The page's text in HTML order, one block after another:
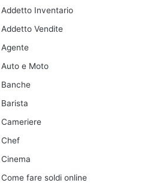
Addetto Inventario
Addetto Vendite
Agente
Auto e Moto
Banche
Barista
Cameriere
Chef
Cinema
Come fare soldi online